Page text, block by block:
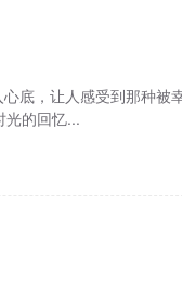
底，让人感受到那种被
光的回忆...